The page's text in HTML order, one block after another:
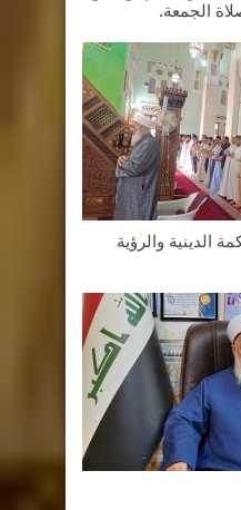
الجمعة.
الدينية والرؤية